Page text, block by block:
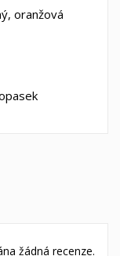
oranžová
žádná recenze.